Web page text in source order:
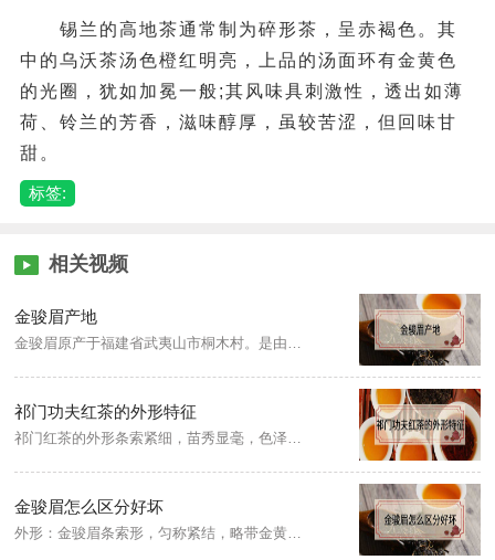
锡兰的高地茶通常制为碎形茶，呈赤褐色。其
中的乌沃茶汤色橙红明亮，上品的汤面环有金黄色
的光圈，犹如加冕一般;其风味具刺激性，透出如薄
荷、铃兰的芳香，滋味醇厚，虽较苦涩，但回味甘
甜。
标签:
相关视频
金骏眉产地
祁门功夫红茶的外形特征
金骏眉怎么区分好坏